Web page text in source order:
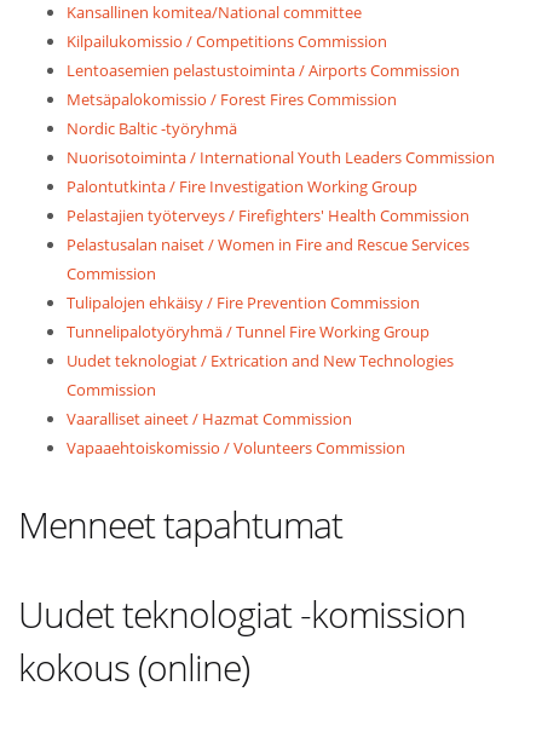
Kansallinen komitea/National committee
Kilpailukomissio / Competitions Commission
Lentoasemien pelastustoiminta / Airports Commission
Metsäpalokomissio / Forest Fires Commission
Nordic Baltic -työryhmä
Nuorisotoiminta / International Youth Leaders Commission
Palontutkinta / Fire Investigation Working Group
Pelastajien työterveys / Firefighters' Health Commission
Pelastusalan naiset / Women in Fire and Rescue Services
Commission
Tulipalojen ehkäisy / Fire Prevention Commission
Tunnelipalotyöryhmä / Tunnel Fire Working Group
Uudet teknologiat / Extrication and New Technologies
Commission
Vaaralliset aineet / Hazmat Commission
Vapaaehtoiskomissio / Volunteers Commission
Menneet tapahtumat
Uudet teknologiat -komission
kokous (online)